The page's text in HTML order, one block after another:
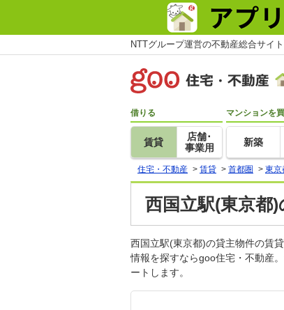
NTTグループ運営の不動産総合サイ
借りる
賃貸
店舗･
事業用
マンションを
新築
住宅・不動産 > 賃貸 > 首都圏 > 東京
西国立駅(東京都
西国立駅(東京都)の貸主物件の賃
情報を探すならgoo住宅・不動産
ートします。